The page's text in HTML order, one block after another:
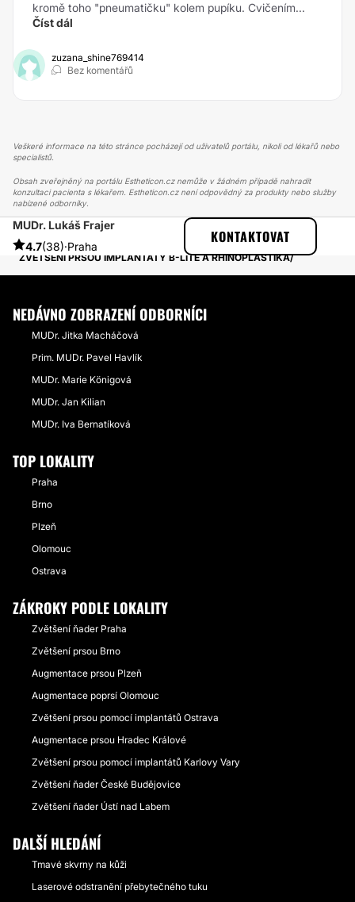
kromě toho "pneumatičku" kolem pupíku. Cvičením...
Číst dál
zuzana_shine769414
Bez komentářů
Veškeré informace na této stránce pocházejí od uživatelů portálu, nikoli od lékařů nebo
specialistů.
Obsah zveřejněný na portálu Estheticon.cz nemůže v žádném případě nahradit
konzultaci pacienta s lékařem. Estheticon.cz není odpovědný za produkty nebo služby
nabízené odborníky.
MUDr. Lukáš Frajer
4.7(38)·Praha
KONTAKTOVAT
ESTHETICON
PŘÍBĚHY
PŘÍBĚHY TÝKAJÍCÍ SE ZÁKROKU ZVĚTŠENÍ PRSOU
ZVĚTŠENÍ PRSOU IMPLANTÁTY B-LITE A RHINOPLASTIKA
NEDÁVNO ZOBRAZENÍ ODBORNÍCI
MUDr. Jitka Macháčová
Prim. MUDr. Pavel Havlík
MUDr. Marie Königová
MUDr. Jan Kilian
MUDr. Iva Bernatíková
TOP LOKALITY
Praha
Brno
Plzeň
Olomouc
Ostrava
ZÁKROKY PODLE LOKALITY
Zvětšení ňader Praha
Zvětšení prsou Brno
Augmentace prsou Plzeň
Augmentace poprsí Olomouc
Zvětšení prsou pomocí implantátů Ostrava
Augmentace prsou Hradec Králové
Zvětšení prsou pomocí implantátů Karlovy Vary
Zvětšení ňader České Budějovice
Zvětšení ňader Ústí nad Labem
DALŠÍ HLEDÁNÍ
Tmavé skvrny na kůži
Laserové odstranění přebytečného tuku